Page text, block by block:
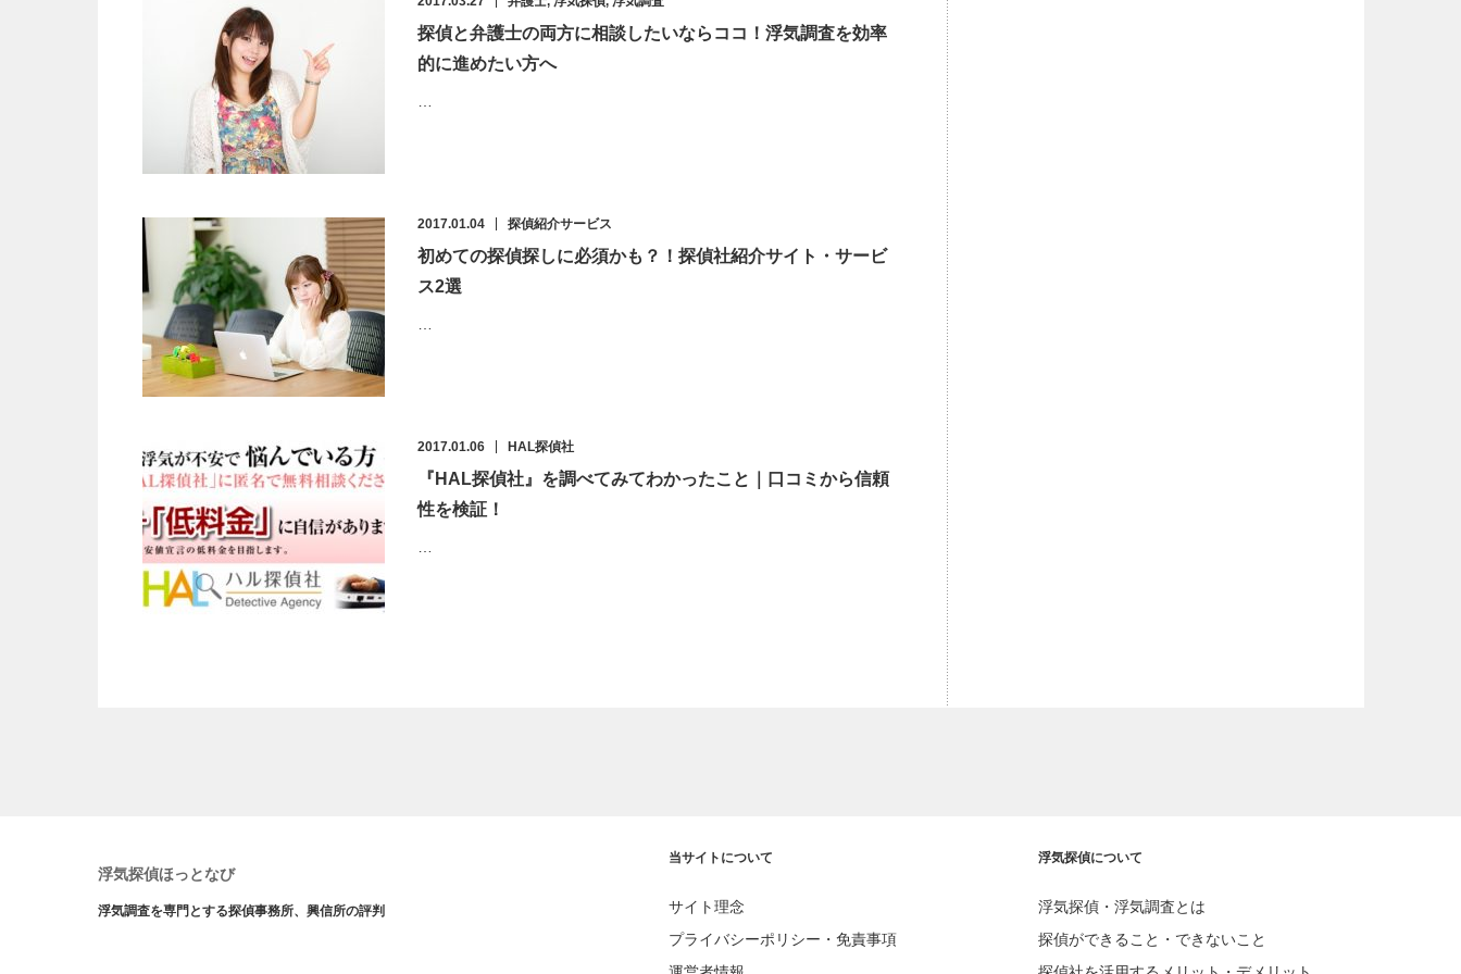
探偵と弁護士の両方に相談したいならココ！浮気調査を効率
的に進めたい方へ
2017.01.04 探偵紹介サービス
初めての探偵探しに必須かも？！探偵社紹介サイト・サービ
ス2選
2017.01.06 HAL探偵社
『HAL探偵社』を調べてみてわかったこと｜口コミから信頼
性を検証！
浮気探偵ほっとなび
浮気調査を専門とする探偵事務所、興信所の評判
当サイトについて
サイト理念
プライバシーポリシー・免責事項
浮気探偵について
浮気探偵・浮気調査とは
探偵ができること・できないこと